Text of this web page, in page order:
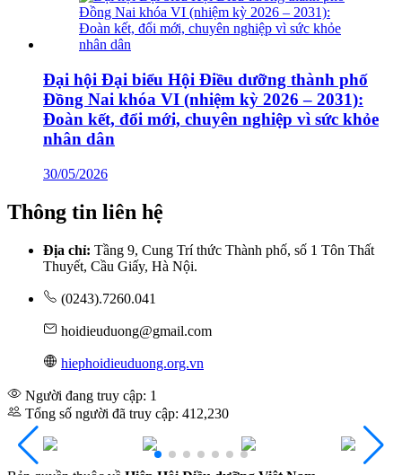
Đại hội Đại biểu Hội Điều dưỡng thành phố
Đồng Nai khóa VI (nhiệm kỳ 2026 – 2031):
Đoàn kết, đổi mới, chuyên nghiệp vì sức khỏe
nhân dân
30/05/2026
Thông tin liên hệ
Địa chỉ: Tầng 9, Cung Trí thức Thành phố, số 1 Tôn Thất
Thuyết, Cầu Giấy, Hà Nội.
(0243).7260.041
hoidieuduong@gmail.com
hiephoidieuduong.org.vn
Người đang truy cập: 1
Tổng số người đã truy cập: 412,230